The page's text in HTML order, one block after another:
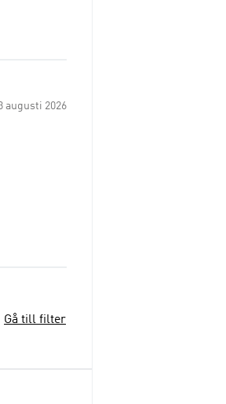
augusti 2026
Gå till filter